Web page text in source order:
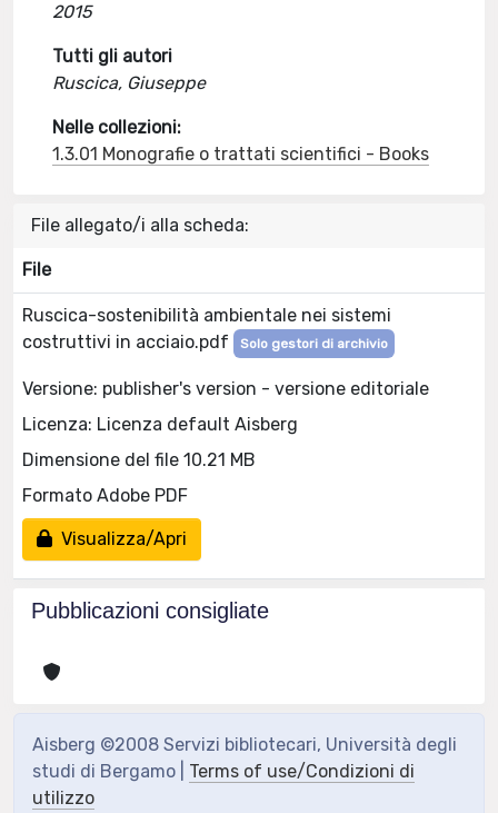
2015
Tutti gli autori
Ruscica, Giuseppe
Nelle collezioni:
1.3.01 Monografie o trattati scientifici - Books
File allegato/i alla scheda:
File
Ruscica-sostenibilità ambientale nei sistemi
costruttivi in acciaio.pdf
Solo gestori di archivio
Versione: publisher's version - versione editoriale
Licenza: Licenza default Aisberg
Dimensione del file 10.21 MB
Formato Adobe PDF
Visualizza/Apri
Pubblicazioni consigliate
Aisberg ©2008 Servizi bibliotecari, Università degli
studi di Bergamo | Terms of use/Condizioni di
utilizzo